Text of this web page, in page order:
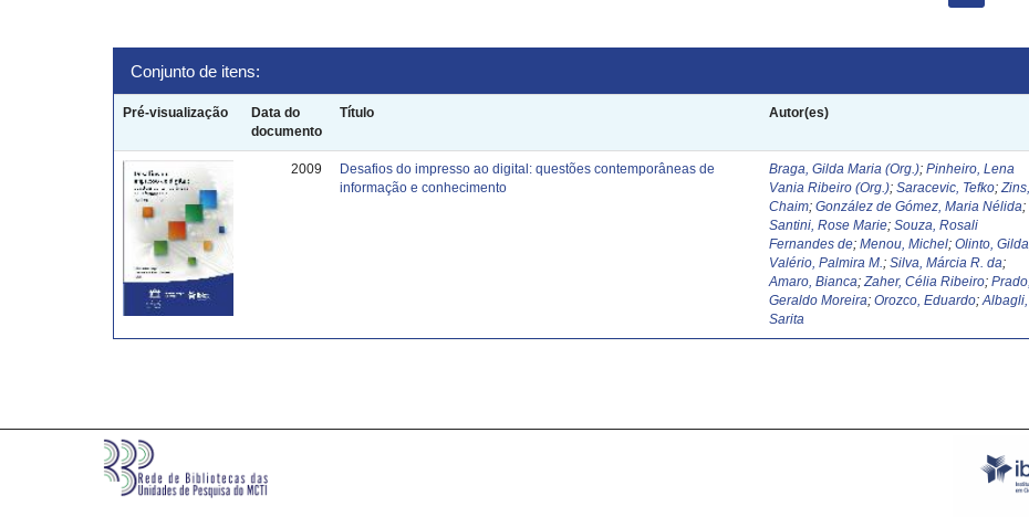
Conjunto de itens:
Pré-visualização
Data do
documento
Título Autor(es)
2009
Desafios do impresso ao digital: questões contemporâneas de
informação e conhecimento
Braga, Gilda Maria (Org.);Pinheiro, Lena
Vania Ribeiro (Org.);Saracevic, Tefko;Zins,
Chaim;González de Gómez, Maria Nélida;
Santini, Rose Marie;Souza, Rosali
Fernandes de;Menou, Michel;Olinto, Gilda
Valério, Palmira M. ;Silva, Márcia R. da;
Amaro, Bianca;Zaher, Célia Ribeiro;Prado,
Geraldo Moreira;Orozco, Eduardo;Albagli,
Sarita